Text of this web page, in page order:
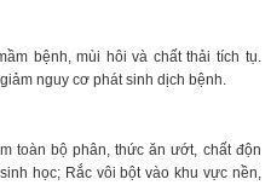
bệnh, mùi hôi và chất thải tích tụ.
nguy cơ phát sinh dịch bệnh.
toàn bộ phân, thức ăn ướt, chất độn
học; Rắc vôi bột vào khu vực nền,